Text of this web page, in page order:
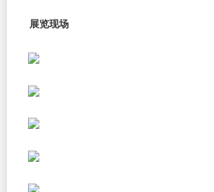
展览现场